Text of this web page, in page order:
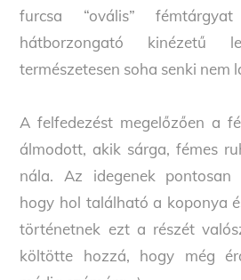
furcsa “ovális”
hátborzongató kinézetű
természetesen soha senki nem
A felfedezést megelőzően a
álmodott, akik sárga, fémes
nála. Az idegenek pontosan
hogy hol található a koponya
történetnek ezt a részét
költötte hozzá, hogy még